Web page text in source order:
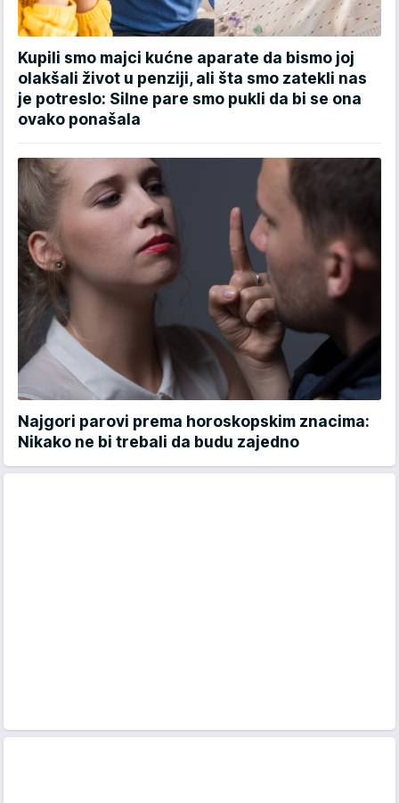
Kupili smo majci kućne aparate da bismo joj
olakšali život u penziji, ali šta smo zatekli nas
je potreslo: Silne pare smo pukli da bi se ona
ovako ponašala
Najgori parovi prema horoskopskim znacima:
Nikako ne bi trebali da budu zajedno